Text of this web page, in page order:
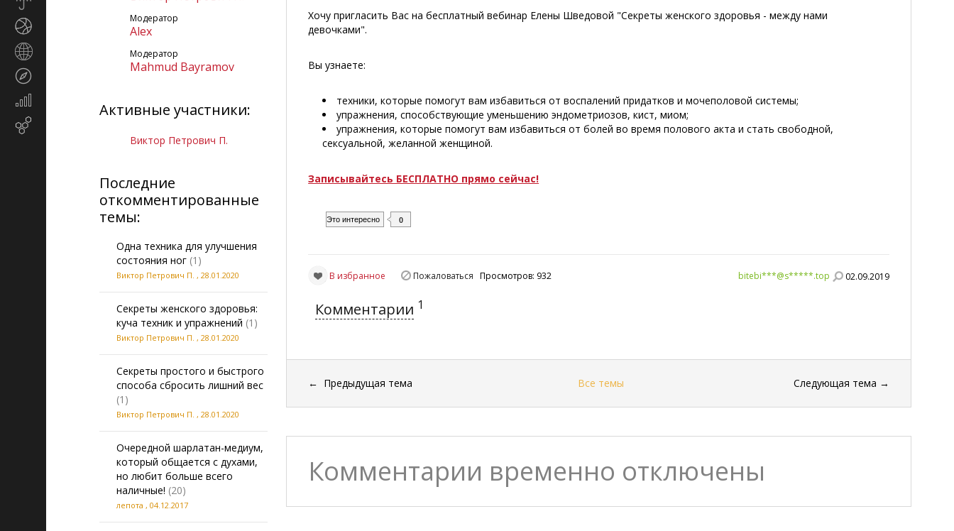
Модератор
Alex
Модератор
Mahmud Bayramov
Активные участники:
Виктор Петрович П.
Последние
откомментированные
темы:
Одна техника для улучшения
состояния ног (1)
Виктор Петрович П. , 28.01.2020
Секреты женского здоровья:
куча техник и упражнений (1)
Виктор Петрович П. , 28.01.2020
Секреты простого и быстрого
способа сбросить лишний вес
(1)
Виктор Петрович П. , 28.01.2020
Очередной шарлатан-медиум,
который общается с духами,
но любит больше всего
наличные! (20)
лепота , 04.12.2017
Хочу пригласить Вас на бесплатный вебинар Елены Шведовой "Секреты женского здоровья - между нами
девочками".
Вы узнаете:
техники, которые помогут вам избавиться от воспалений придатков и мочеполовой системы;
упражнения, способствующие уменьшению эндометриозов, кист, миом;
упражнения, которые помогут вам избавиться от болей во время полового акта и стать свободной,
сексуальной, желанной женщиной.
Записывайтесь БЕСПЛАТНО прямо сейчас!
Это интересно 0
bitebi***@s*****.top 02.09.2019
В избранное Пожаловаться Просмотров: 932
Комментарии 1
← Предыдущая тема Все темы Следующая тема →
Комментарии временно отключены